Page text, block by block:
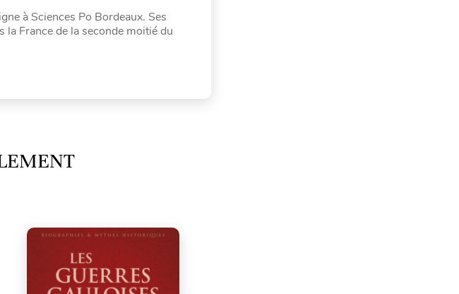
à Sciences Po Bordeaux. Ses
France de la seconde moitié du